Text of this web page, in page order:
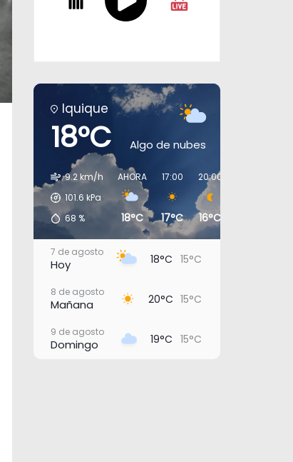
Iquique
18°C Algo de nubes
9.2 km/h
101.6 kPa
68 %
AHORA
18°C
17:00
17°C
20:00
16°C
7 de agosto
Hoy 18°C 15°C
8 de agosto
Mañana 20°C 15°C
9 de agosto
Domingo 19°C 15°C